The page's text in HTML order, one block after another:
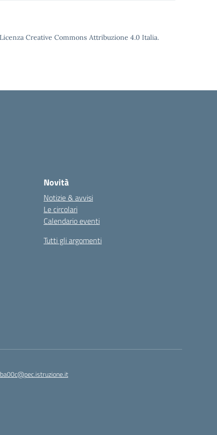
Creative Commons Attribuzione 4.0 Italia.
Novità
Notizie & avvisi
Le circolari
Calendario eventi
Tutti gli argomenti